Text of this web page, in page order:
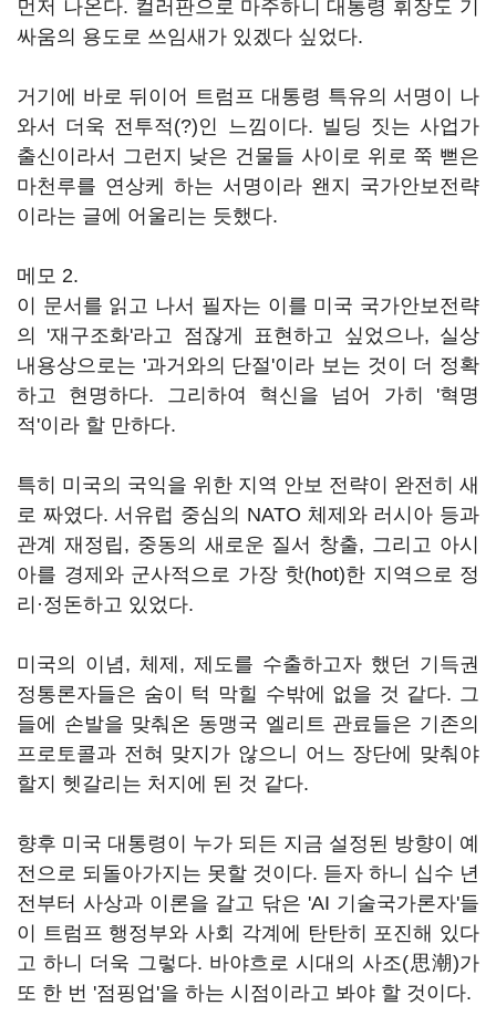
먼저 나온다. 컬러판으로 마주하니 대통령 휘장도 기
싸움의 용도로 쓰임새가 있겠다 싶었다.
거기에 바로 뒤이어 트럼프 대통령 특유의 서명이 나
와서 더욱 전투적(?)인 느낌이다. 빌딩 짓는 사업가
출신이라서 그런지 낮은 건물들 사이로 위로 쭉 뻗은
마천루를 연상케 하는 서명이라 왠지 국가안보전략
이라는 글에 어울리는 듯했다.
메모 2.
이 문서를 읽고 나서 필자는 이를 미국 국가안보전략
의 '재구조화'라고 점잖게 표현하고 싶었으나, 실상
내용상으로는 '과거와의 단절'이라 보는 것이 더 정확
하고 현명하다. 그리하여 혁신을 넘어 가히 '혁명
적'이라 할 만하다.
특히 미국의 국익을 위한 지역 안보 전략이 완전히 새
로 짜였다. 서유럽 중심의 NATO 체제와 러시아 등과
관계 재정립, 중동의 새로운 질서 창출, 그리고 아시
아를 경제와 군사적으로 가장 핫(hot)한 지역으로 정
리·정돈하고 있었다.
미국의 이념, 체제, 제도를 수출하고자 했던 기득권
정통론자들은 숨이 턱 막힐 수밖에 없을 것 같다. 그
들에 손발을 맞춰온 동맹국 엘리트 관료들은 기존의
프로토콜과 전혀 맞지가 않으니 어느 장단에 맞춰야
할지 헷갈리는 처지에 된 것 같다.
향후 미국 대통령이 누가 되든 지금 설정된 방향이 예
전으로 되돌아가지는 못할 것이다. 듣자 하니 십수 년
전부터 사상과 이론을 갈고 닦은 'AI 기술국가론자'들
이 트럼프 행정부와 사회 각계에 탄탄히 포진해 있다
고 하니 더욱 그렇다. 바야흐로 시대의 사조(思潮)가
또 한 번 '점핑업'을 하는 시점이라고 봐야 할 것이다.